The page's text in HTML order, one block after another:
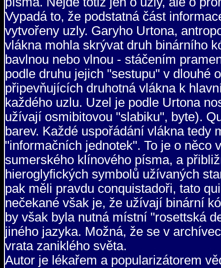
Vypadá to, že podstatná část
vytvořeny uzly. Garyho Urtona,
vlákna mohla skrývat druh binárního
bavlnou nebo vlnou - stáčením
podle druhu jejich "sestupu" v dlouhé
připevňujících druhotná vlákna k
každého uzlu. Uzel je podle Urtona
užívají osmibitovou "slabiku", byte).
barev. Každé uspořádání vlákna tedy
"informačních jednotek". To je o něco
sumerského klínového písma, a
hieroglyfických symbolů užívaných
pak měli pravdu conquistadoři, tato
nečekané však je, že užívají binární
by však byla nutná místní "rosettská
jiného jazyka. Možná, že se v
vrata zaniklého světa.
Autor je lékařem a popularizátorem